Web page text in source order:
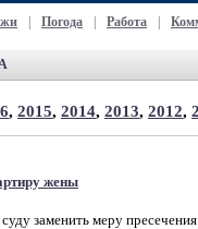
Погода Работа
, 2015, 2014, 2013, 2012,
жены
заменить меру